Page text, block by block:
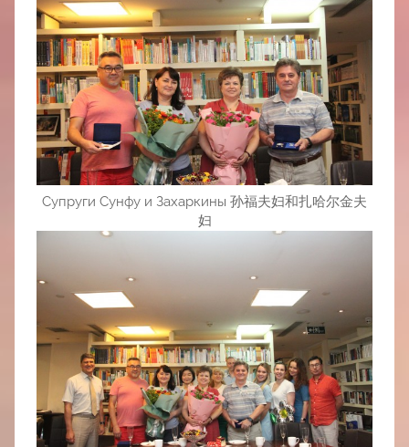
Супруги Сунфу и Захаркины 孙福夫妇和扎哈尔金夫
妇